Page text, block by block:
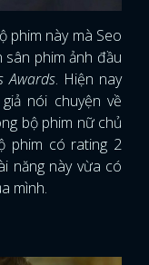
phim này mà Seo
sân phim ảnh đầu
Awards. Hiện nay
nói chuyện về
bộ phim nữ chủ
phim có rating 2
năng này vừa có
mình.